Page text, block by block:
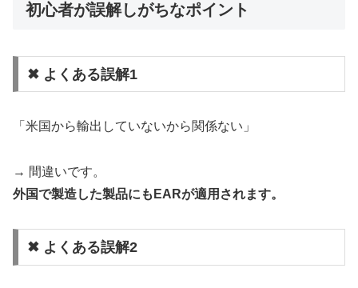
初心者が誤解しがちなポイント
✖ よくある誤解1
「米国から輸出していないから関係ない」
→ 間違いです。
外国で製造した製品にもEARが適用されます。
✖ よくある誤解2